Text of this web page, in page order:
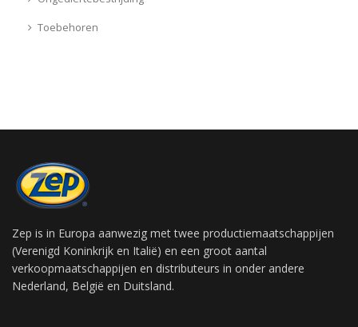
Toebehoren
Zep is in Europa aanwezig met twee productiemaatschappijen
(Verenigd Koninkrijk en Italië) en een groot aantal
verkoopmaatschappijen en distributeurs in onder andere
Nederland, België en Duitsland.